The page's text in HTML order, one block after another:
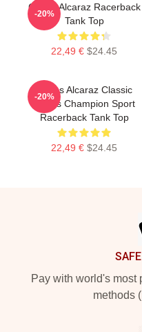
Carlos Alcaraz Racerback
Tank Top
22,49 € $24.45
-20%
Carlos Alcaraz Classic
Tennis Champion Sport
Racerback Tank Top
22,49 € $24.45
-20%
Pay with world's most
methods